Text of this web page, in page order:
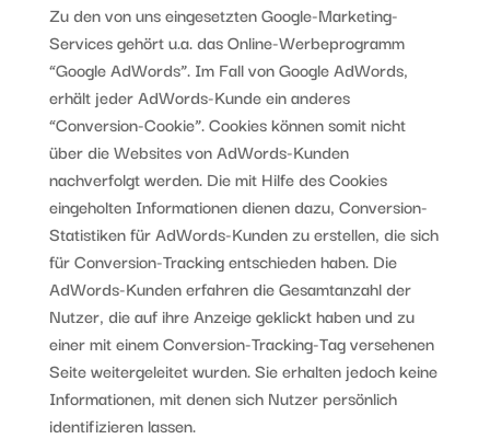
Zu den von uns eingesetzten Google-Marketing-
Services gehört u.a. das Online-Werbeprogramm
“Google AdWords”. Im Fall von Google AdWords,
erhält jeder AdWords-Kunde ein anderes
“Conversion-Cookie”. Cookies können somit nicht
über die Websites von AdWords-Kunden
nachverfolgt werden. Die mit Hilfe des Cookies
eingeholten Informationen dienen dazu, Conversion-
Statistiken für AdWords-Kunden zu erstellen, die sich
für Conversion-Tracking entschieden haben. Die
AdWords-Kunden erfahren die Gesamtanzahl der
Nutzer, die auf ihre Anzeige geklickt haben und zu
einer mit einem Conversion-Tracking-Tag versehenen
Seite weitergeleitet wurden. Sie erhalten jedoch keine
Informationen, mit denen sich Nutzer persönlich
identifizieren lassen.